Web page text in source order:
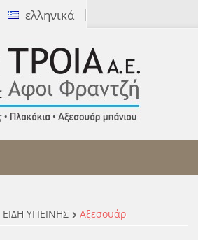
ελληνικά
μας:2310 327172]
ΕΙΔΗ ΥΓΙΕΙΝΗΣ Αξεσουάρ